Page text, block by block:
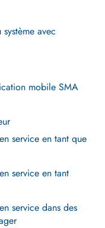
avec
mobile SMA
service en tant que
service en tant
service dans des